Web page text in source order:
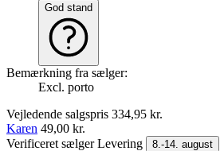
God stand
Bemærkning fra sælger:
Excl. porto
Vejledende salgspris 334,95 kr.
Karen 49,00 kr.
Verificeret sælgerLevering 8.-14. august